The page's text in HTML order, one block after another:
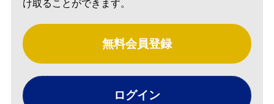
け取ることができます。
無料会員登録
ログイン